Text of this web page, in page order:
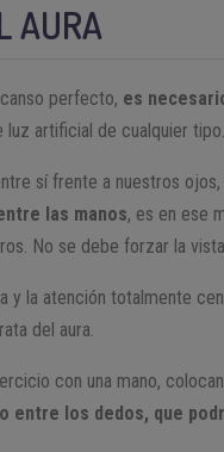
AURA
perfecto, es
artificial de cualquier
sí frente a nuestros
las manos, es en ese
No se debe forzar la
y la atención totalmente
del aura.
con una mano,
entre los dedos, que